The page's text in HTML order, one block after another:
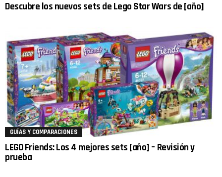
Descubre los nuevos sets de Lego Star Wars de [año]
GUÍAS Y COMPARACIONES
LEGO Friends: Los 4 mejores sets [año] – Revisión y
prueba